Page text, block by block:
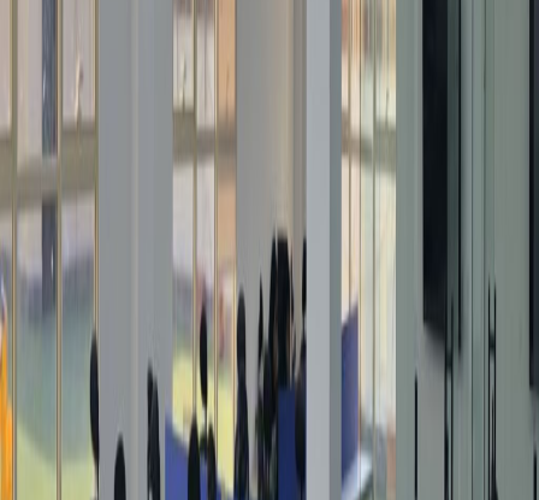
بدءًا من المكاتب الخاصة وصولاً إلى قاعات الاجتماعات
ومناطق العمل المشتركة، نضمن لك ترحيبًا وديًا لدى
وصولك إلى مكان العمل المرن هذا. تقع هذه المكاتب ذات
التصميم العصري في الطابق الأول في ساحة نواف، على
طريق أنس بن مالك الحيوي وعلى مسافة قصيرة من
تقاطع طريق الملك سلمان وطريق الملك فهد، مما يُسهِّل
الوصول إليه بالسيارة. تشمل الأماكن المثيرة للاهتمام في
المنطقة المجاورة عددًا من المطاعم والمقاهي الشهيرة
(يعد مقهى Shakey's milkshake ومطعم هيرفي (Herfy
Restaurant) من الخيارات المشهورة هناك)، متنزه الملقا
العام الجميل ونادي الشباب لكرة القدم. لا يبعد المركز
سوى مسافة عشرين دقيقة بالسيارة من مركز المدينة
والمدينة الرقمية لمراكز التكنولوجيا، ولقد بدأت الشركات
الذكية تستفيد من الملقا.
المكاتب المرتبطة
3141 Anas Ibn Malik Road, Building B Floor 2